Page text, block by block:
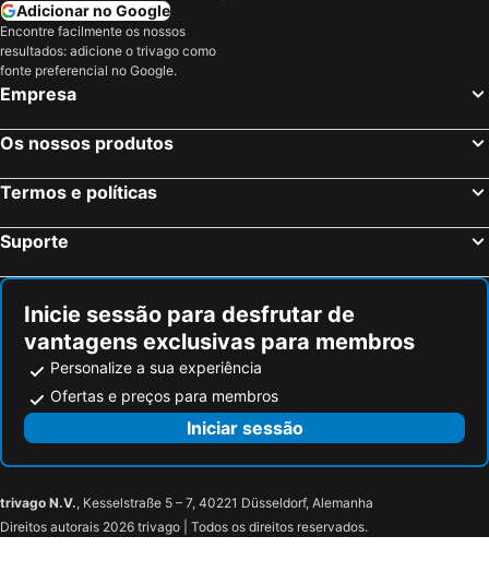
Adicionar no Google
Encontre facilmente os nossos
resultados: adicione o trivago como
fonte preferencial no Google.
Empresa
Os nossos produtos
Termos e políticas
Suporte
Inicie sessão para desfrutar de
vantagens exclusivas para membros
Personalize a sua experiência
Ofertas e preços para membros
Iniciar sessão
trivago N.V., Kesselstraße 5 – 7, 40221 Düsseldorf, Alemanha
Direitos autorais 2026 trivago | Todos os direitos reservados.